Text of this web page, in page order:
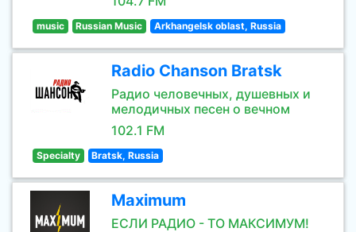
music Russian Music Arkhangelsk oblast, Russia
Radio Chanson Bratsk
Радио человечных, душевных и
мелодичных песен о вечном
102.1 FM
Specialty Bratsk, Russia
Maximum
ЕСЛИ РАДИО - ТО МАКСИМУМ!